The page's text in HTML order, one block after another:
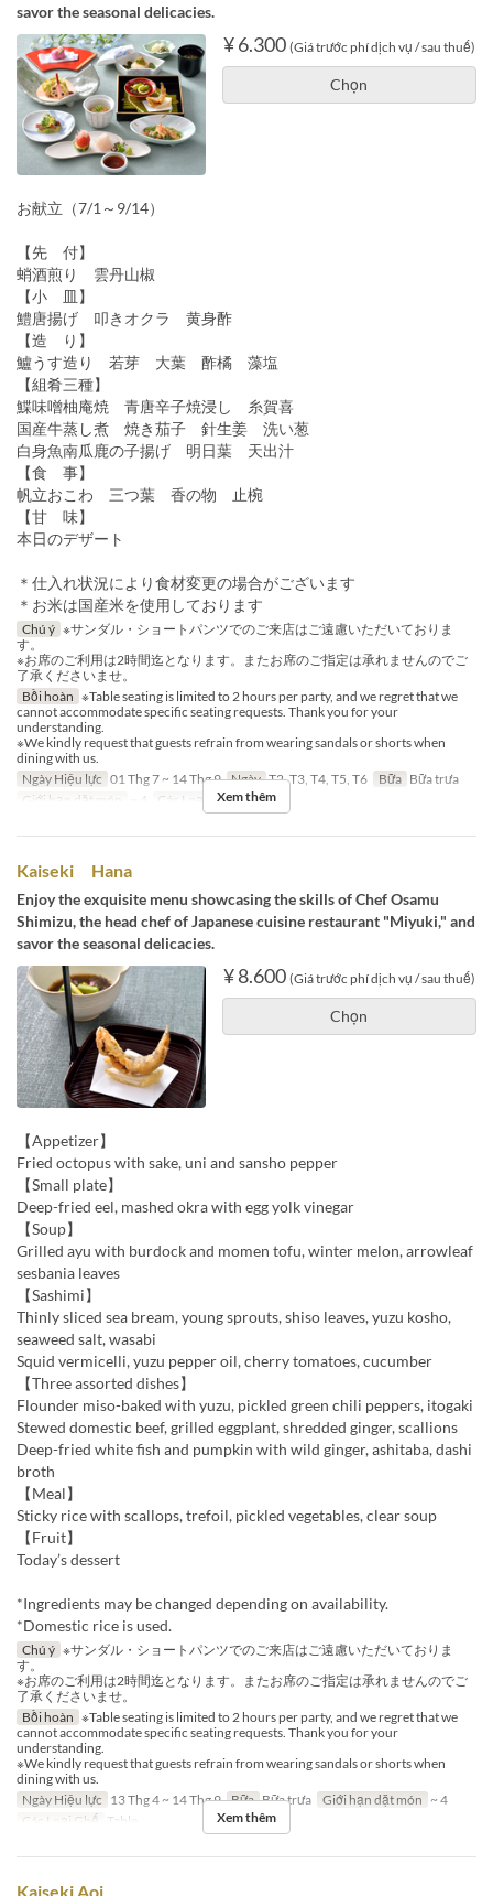
savor the seasonal delicacies.
¥ 6.300 (Giá trước phí dịch vụ / sau thuế)
Chọn
お献立（7/1～9/14）
【先 付】
蛸酒煎り 雲丹山椒
【小 皿】
鱧唐揚げ 叩きオクラ 黄身酢
【造 り】
鱸うす造り 若芽 大葉 酢橘 藻塩
【組肴三種】
鰈味噌柚庵焼 青唐辛子焼浸し 糸賀喜
国産牛蒸し煮 焼き茄子 針生姜 洗い葱
白身魚南瓜鹿の子揚げ 明日葉 天出汁
【食 事】
帆立おこわ 三つ葉 香の物 止椀
【甘 味】
本日のデザート
＊仕入れ状況により食材変更の場合がございます
＊お米は国産米を使用しております
Chú ý ※サンダル・ショートパンツでのご来店はご遠慮いただいておりま
す。
※お席のご利用は2時間迄となります。またお席のご指定は承れませんのでご
了承くださいませ。
Bồi hoàn ※Table seating is limited to 2 hours per party, and we regret that we
cannot accommodate specific seating requests. Thank you for your
understanding.
※We kindly request that guests refrain from wearing sandals or shorts when
dining with us.
Ngày Hiệu lực 01 Thg 7 ~ 14 Thg 9 Ngày T2, T3, T4, T5, T6 Bữa Bữa trưa
Giới hạn dặt món
~ 4 Các Loại Ghế Table
Xem thêm
Kaiseki Hana
Enjoy the exquisite menu showcasing the skills of Chef Osamu
Shimizu, the head chef of Japanese cuisine restaurant "Miyuki," and
savor the seasonal delicacies.
¥ 8.600 (Giá trước phí dịch vụ / sau thuế)
Chọn
【Appetizer】
Fried octopus with sake, uni and sansho pepper
【Small plate】
Deep-fried eel, mashed okra with egg yolk vinegar
【Soup】
Grilled ayu with burdock and momen tofu, winter melon, arrowleaf
sesbania leaves
【Sashimi】
Thinly sliced sea bream, young sprouts, shiso leaves, yuzu kosho,
seaweed salt, wasabi
Squid vermicelli, yuzu pepper oil, cherry tomatoes, cucumber
【Three assorted dishes】
Flounder miso-baked with yuzu, pickled green chili peppers, itogaki
Stewed domestic beef, grilled eggplant, shredded ginger, scallions
Deep-fried white fish and pumpkin with wild ginger, ashitaba, dashi
broth
【Meal】
Sticky rice with scallops, trefoil, pickled vegetables, clear soup
【Fruit】
Today’s dessert
*Ingredients may be changed depending on availability.
*Domestic rice is used.
Chú ý ※サンダル・ショートパンツでのご来店はご遠慮いただいておりま
す。
※お席のご利用は2時間迄となります。またお席のご指定は承れませんのでご
了承くださいませ。
Bồi hoàn ※Table seating is limited to 2 hours per party, and we regret that we
cannot accommodate specific seating requests. Thank you for your
understanding.
※We kindly request that guests refrain from wearing sandals or shorts when
dining with us.
Ngày Hiệu lực 13 Thg 4 ~ 14 Thg 9 Bữa Bữa trưa Giới hạn dặt món ~ 4
Các Loại Ghế
Table Xem thêm
Kaiseki Aoi